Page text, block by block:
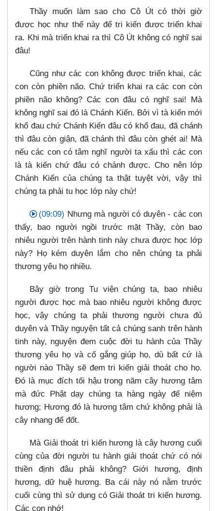
Thầy muốn làm sao cho Cô Út có thời giờ
được học như thế này để tri kiến được triển khai
ra. Khi mà triển khai ra thì Cô Út không có nghĩ sai
đâu!
Cũng như các con không được triển khai, các
con còn phiền não. Chứ triển khai ra các con còn
phiền não không? Các con đâu có nghĩ sai! Mà
không nghĩ sai đó là Chánh Kiến. Bởi vì tà kiến mới
khổ đau chứ Chánh Kiến đâu có khổ đau, đã chánh
thì đâu còn giận, đã chánh thì đâu còn ghét ai! Mà
nếu các con có tâm nghĩ người ta xấu thì các con
là tà kiến chứ đâu có chánh được. Cho nên lớp
Chánh Kiến của chúng ta thật tuyệt vời, vậy thì
chúng ta phải tu học lớp này chứ!
(09:09) Nhưng mà người có duyên - các con
thấy, bao người ngồi trước mặt Thầy, còn bao
nhiêu người trên hành tinh này chưa được học lớp
này? Họ kém duyên lắm cho nên chúng ta phải
thương yêu họ nhiều.
Bây giờ trong Tu viện chúng ta, bao nhiêu
người được học mà bao nhiêu người không được
học, vậy chúng ta phải thương người chưa đủ
duyên và Thầy nguyện tất cả chúng sanh trên hành
tinh này, nguyện đem cuộc đời tu hành của Thầy
thương yêu họ và cố gắng giúp họ, dù bất cứ là
người nào Thầy sẽ đem tri kiến giải thoát cho họ.
Đó là mục đích tối hậu trong năm cây hương tâm
mà đức Phật dạy chúng ta hàng ngày để niệm
hương; Hương đó là hương tâm chứ không phải là
cây nhang để đốt.
Mà Giải thoát tri kiến hương là cây hương cuối
cùng của đời người tu hành giải thoát chứ có nói
thiền định đâu phải không? Giới hương, định
hương, dữ huệ hương. Ba cái này nó nằm trước
cuối cùng thì sử dụng có Giải thoát tri kiến hương.
Các con nhớ!